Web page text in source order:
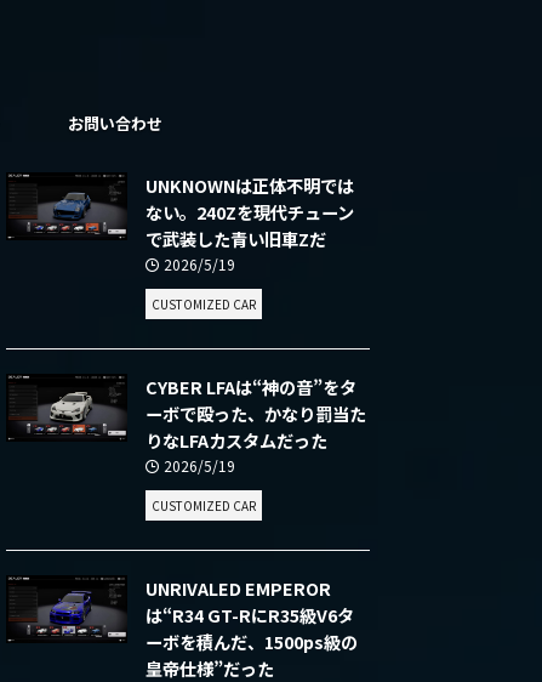
お問い合わせ
UNKNOWNは正体不明では
ない。240Zを現代チューン
で武装した青い旧車Zだ
2026/5/19
CUSTOMIZED CAR
CYBER LFAは“神の音”をタ
ーボで殴った、かなり罰当た
りなLFAカスタムだった
2026/5/19
CUSTOMIZED CAR
UNRIVALED EMPEROR
は“R34 GT-RにR35級V6タ
ーボを積んだ、1500ps級の
皇帝仕様”だった